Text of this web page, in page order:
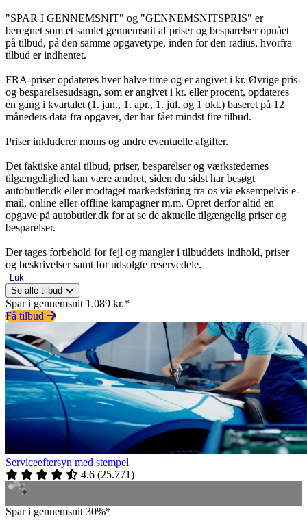
"SPAR I GENNEMSNIT" og "GENNEMSNITSPRIS" er
beregnet som et samlet gennemsnit af priser og besparelser opnået
på tilbud, på den samme opgavetype, inden for den radius, hvorfra
tilbud er indhentet.
FRA-priser opdateres hver halve time og er angivet i kr. Øvrige pris-
og besparelsesudsagn, som er angivet i kr. eller procent, opdateres
en gang i kvartalet (1. jan., 1. apr., 1. jul. og 1 okt.) baseret på 12
måneders data fra opgaver, der har fået mindst fire tilbud.
Priser inkluderer moms og andre eventuelle afgifter.
Det faktiske antal tilbud, priser, besparelser og værkstedernes
tilgængelighed kan være ændret, siden du sidst har besøgt
autobutler.dk eller modtaget markedsføring fra os via eksempelvis e-
mail, online eller offline kampagner m.m. Opret derfor altid en
opgave på autobutler.dk for at se de aktuelle tilgængelig priser og
besparelser.
Der tages forbehold for fejl og mangler i tilbuddets indhold, priser
og beskrivelser samt for udsolgte reservedele.
Luk
Se alle tilbud
Spar i gennemsnit 1.089 kr.*
Få tilbud
Serviceeftersyn med stempel
4.6 (25.771)
Spar i gennemsnit 30%*